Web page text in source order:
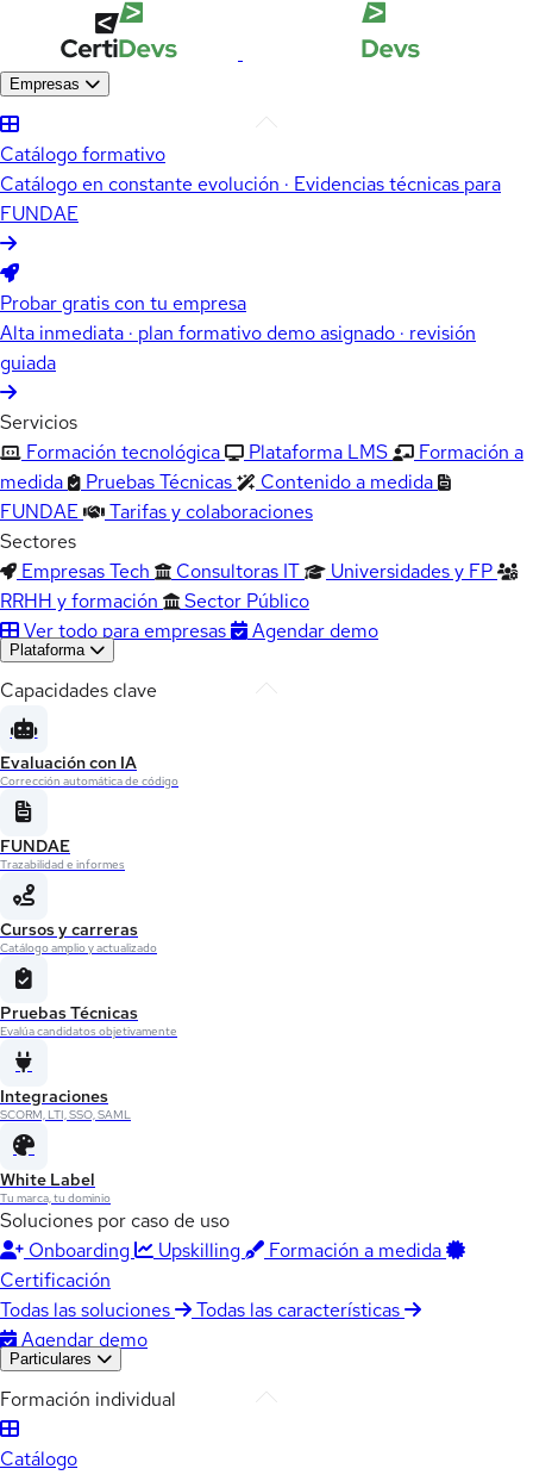
Empresas
Catálogo formativo
Catálogo en constante evolución · Evidencias técnicas para
FUNDAE
Probar gratis con tu empresa
Alta inmediata · plan formativo demo asignado · revisión
guiada
Servicios
Formación tecnológica
Plataforma LMS
Formación a
medida
Pruebas Técnicas
Contenido a medida
FUNDAE
Tarifas y colaboraciones
Sectores
Empresas Tech
Consultoras IT
Universidades y FP
RRHH y formación
Sector Público
Ver todo para empresas
Agendar demo
Plataforma
Capacidades clave
Evaluación con IA
Corrección automática de código
FUNDAE
Trazabilidad e informes
Cursos y carreras
Catálogo amplio y actualizado
Pruebas Técnicas
Evalúa candidatos objetivamente
Integraciones
SCORM, LTI, SSO, SAML
White Label
Tu marca, tu dominio
Soluciones por caso de uso
Onboarding
Upskilling
Formación a medida
Certificación
Todas las soluciones
Todas las características
Agendar demo
Particulares
Formación individual
Catálogo